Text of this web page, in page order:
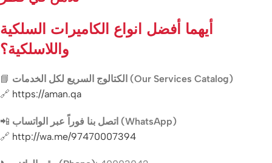
أيهما أفضل انواع الكاميرات السلكية
واللاسلكية؟
📘
الكتالوج السريع لكل الخدمات (Our Services Catalog)
🔗 https://aman.qa
📲
اتصل بنا فوراً عبر الواتساب (WhatsApp)
🔗 http://wa.me/97470007394